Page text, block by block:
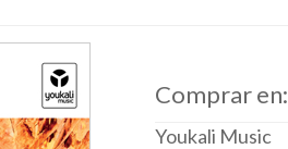
Comprar en:
Youkali Music